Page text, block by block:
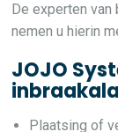
De experten
nemen u hierin
JOJO
Plaatsing of